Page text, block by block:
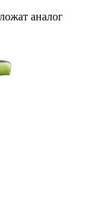
аналог